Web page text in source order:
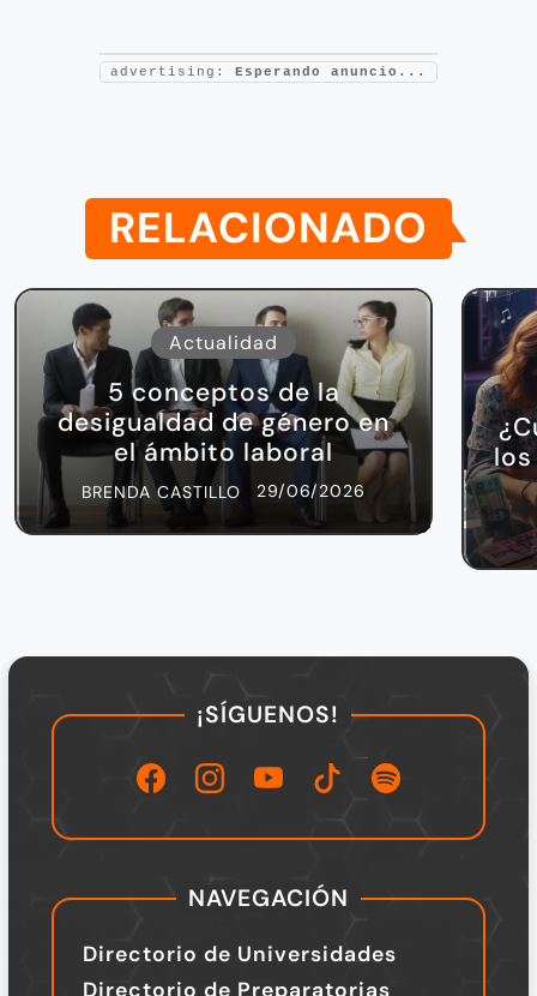
advertising: Esperando anuncio...
RELACIONADO
Actualidad
5 conceptos de la
desigualdad de género en
el ámbito laboral
BRENDA CASTILLO 29/06/2026
¡SÍGUENOS!
NAVEGACIÓN
Directorio de Universidades
Directorio de Preparatorias